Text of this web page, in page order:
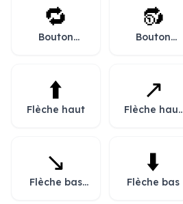
🔁
Bouton
🔂
Bouton
⬆️
Flèche haut
↗️
Flèche haut
↘️
Flèche bas
⬇️
Flèche bas